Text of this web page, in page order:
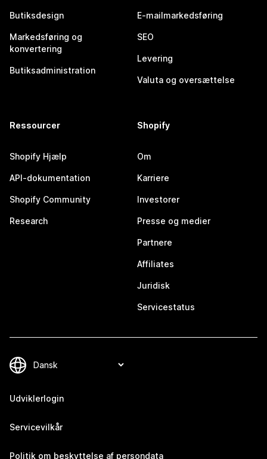
Butiksdesign
Markedsføring og
konvertering
Butiksadministration
E-mailmarkedsføring
SEO
Levering
Valuta og oversættelse
Ressourcer
Shopify Hjælp
API-dokumentation
Shopify Community
Research
Shopify
Om
Karriere
Investorer
Presse og medier
Partnere
Affiliates
Juridisk
Servicestatus
Udviklerlogin
Servicevilkår
Politik om beskyttelse af persondata